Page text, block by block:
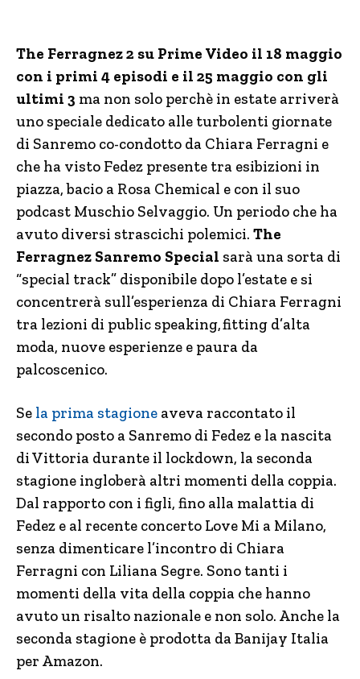
The Ferragnez 2 su Prime Video il 18 maggio
con i primi 4 episodi e il 25 maggio con gli
ultimi 3 ma non solo perchè in estate arriverà
uno speciale dedicato alle turbolenti giornate
di Sanremo co-condotto da Chiara Ferragni e
che ha visto Fedez presente tra esibizioni in
piazza, bacio a Rosa Chemical e con il suo
podcast Muschio Selvaggio. Un periodo che ha
avuto diversi strascichi polemici. The
Ferragnez Sanremo Special sarà una sorta di
“special track” disponibile dopo l’estate e si
concentrerà sull’esperienza di Chiara Ferragni
tra lezioni di public speaking, fitting d’alta
moda, nuove esperienze e paura da
palcoscenico.
Se la prima stagione aveva raccontato il
secondo posto a Sanremo di Fedez e la nascita
di Vittoria durante il lockdown, la seconda
stagione ingloberà altri momenti della coppia.
Dal rapporto con i figli, fino alla malattia di
Fedez e al recente concerto Love Mi a Milano,
senza dimenticare l’incontro di Chiara
Ferragni con Liliana Segre. Sono tanti i
momenti della vita della coppia che hanno
avuto un risalto nazionale e non solo. Anche la
seconda stagione è prodotta da Banijay Italia
per Amazon.